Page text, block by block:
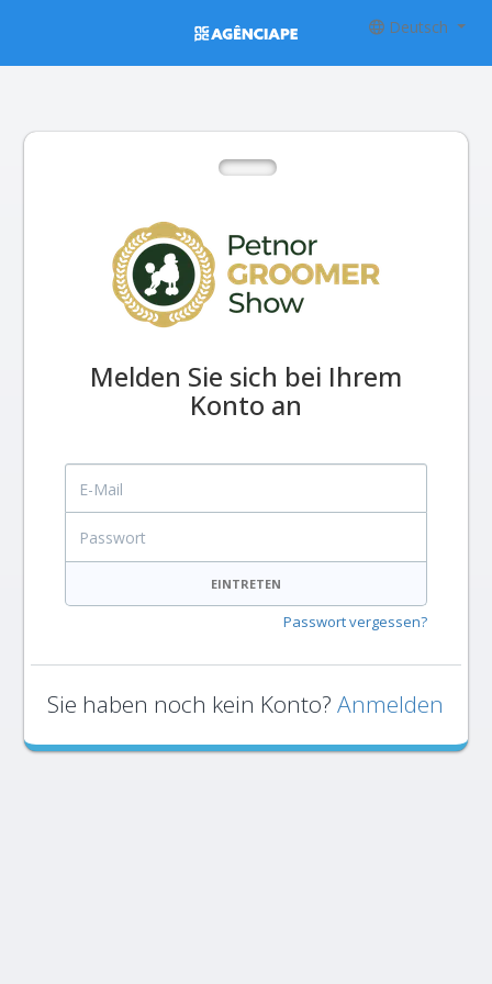
Deutsch
Melden Sie sich bei Ihrem
Konto an
E-Mail
EINTRETEN
Passwort vergessen?
Sie haben noch kein Konto? Anmelden